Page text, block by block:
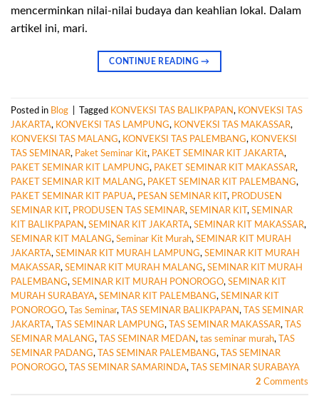
mencerminkan nilai-nilai budaya dan keahlian lokal. Dalam
artikel ini, mari.
CONTINUE READING→
Posted in Blog Tagged KONVEKSI TAS BALIKPAPAN, KONVEKSI TAS
JAKARTA, KONVEKSI TAS LAMPUNG, KONVEKSI TAS MAKASSAR,
KONVEKSI TAS MALANG, KONVEKSI TAS PALEMBANG, KONVEKSI
TAS SEMINAR, Paket Seminar Kit, PAKET SEMINAR KIT JAKARTA,
PAKET SEMINAR KIT LAMPUNG, PAKET SEMINAR KIT MAKASSAR,
PAKET SEMINAR KIT MALANG, PAKET SEMINAR KIT PALEMBANG,
PAKET SEMINAR KIT PAPUA, PESAN SEMINAR KIT , PRODUSEN
SEMINAR KIT , PRODUSEN TAS SEMINAR, SEMINAR KIT , SEMINAR
KIT BALIKPAPAN, SEMINAR KIT JAKARTA, SEMINAR KIT MAKASSAR,
SEMINAR KIT MALANG, Seminar Kit Murah, SEMINAR KIT MURAH
JAKARTA, SEMINAR KIT MURAH LAMPUNG, SEMINAR KIT MURAH
MAKASSAR, SEMINAR KIT MURAH MALANG, SEMINAR KIT MURAH
PALEMBANG, SEMINAR KIT MURAH PONOROGO, SEMINAR KIT
MURAH SURABAYA, SEMINAR KIT PALEMBANG, SEMINAR KIT
PONOROGO, Tas Seminar, TAS SEMINAR BALIKPAPAN,
TAS SEMINAR
JAKARTA, TAS SEMINAR LAMPUNG, TAS SEMINAR MAKASSAR,
TAS
SEMINAR MALANG, TAS SEMINAR MEDAN, tas seminar murah,
TAS
SEMINAR PADANG, TAS SEMINAR PALEMBANG,
TAS SEMINAR
PONOROGO, TAS SEMINAR SAMARINDA,
TAS SEMINAR SURABAYA
2 Comments